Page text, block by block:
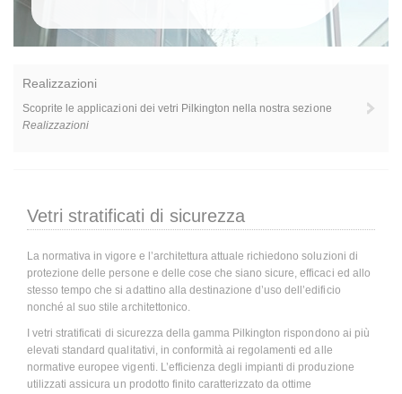
Realizzazioni
Scoprite le applicazioni dei vetri Pilkington nella nostra sezione
Realizzazioni
Vetri stratificati di sicurezza
La normativa in vigore e l’architettura attuale richiedono soluzioni di
protezione delle persone e delle cose che siano sicure, efficaci ed allo
stesso tempo che si adattino alla destinazione d’uso dell’edificio
nonché al suo stile architettonico.
I vetri stratificati di sicurezza della gamma Pilkington rispondono ai più
elevati standard qualitativi, in conformità ai regolamenti ed alle
normative europee vigenti. L’efficienza degli impianti di produzione
utilizzati assicura un prodotto finito caratterizzato da ottime